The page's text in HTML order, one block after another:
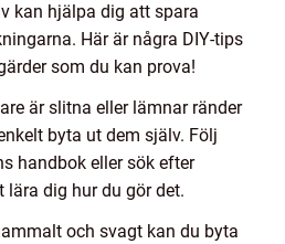
kan hjälpa dig att spara
Här är några DIY-tips
som du kan prova!
är slitna eller lämnar ränder
byta ut dem själv. Följ
handbok eller sök efter
dig hur du gör det.
och svagt kan du byta